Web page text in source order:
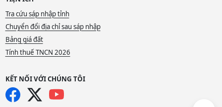
Tra cứu sáp nhập tỉnh
Chuyển đổi địa chỉ sau sáp nhập
Bảng giá đất
Tính thuế TNCN 2026
KẾT NỐI VỚI CHÚNG TÔI